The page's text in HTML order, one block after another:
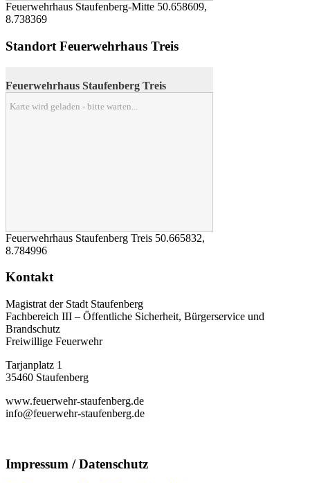
Feuerwehrhaus Staufenberg-Mitte 50.658609,
8.738369
Standort Feuerwehrhaus Treis
Feuerwehrhaus Staufenberg Treis
Karte wird geladen - bitte warten...
Feuerwehrhaus Staufenberg Treis 50.665832,
8.784996
Kontakt
Magistrat der Stadt Staufenberg
Fachbereich III – Öffentliche Sicherheit, Bürgerservice und
Brandschutz
Freiwillige Feuerwehr
Tarjanplatz 1
35460 Staufenberg
www.feuerwehr-staufenberg.de
info@feuerwehr-staufenberg.de
Impressum / Datenschutz